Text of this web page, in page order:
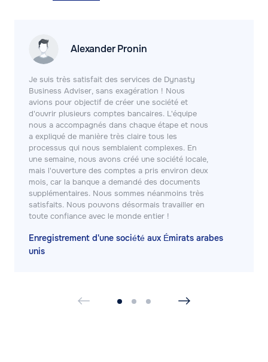
Alexander Pronin
Je suis très satisfait des services de Dynasty
Business Adviser, sans exagération ! Nous
avions pour objectif de créer une société et
d'ouvrir plusieurs comptes bancaires. L'équipe
nous a accompagnés dans chaque étape et nous
a expliqué de manière très claire tous les
processus qui nous semblaient complexes. En
une semaine, nous avons créé une société locale,
mais l'ouverture des comptes a pris environ deux
mois, car la banque a demandé des documents
supplémentaires. Nous sommes néanmoins très
satisfaits. Nous pouvons désormais travailler en
toute confiance avec le monde entier !
Enregistrement d'une société aux Émirats arabes
unis